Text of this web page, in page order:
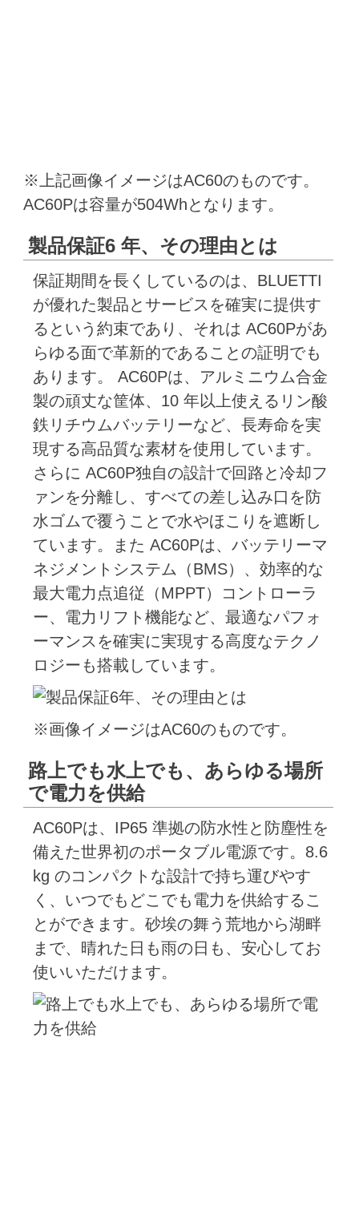
※上記画像イメージはAC60のものです。
AC60Pは容量が504Whとなります。
製品保証6 年、その理由とは
保証期間を長くしているのは、BLUETTI
が優れた製品とサービスを確実に提供す
るという約束であり、それは AC60Pがあ
らゆる面で革新的であることの証明でも
あります。 AC60Pは、アルミニウム合金
製の頑丈な筐体、10 年以上使えるリン酸
鉄リチウムバッテリーなど、長寿命を実
現する高品質な素材を使用しています。
さらに AC60P独自の設計で回路と冷却フ
ァンを分離し、すべての差し込み口を防
水ゴムで覆うことで水やほこりを遮断し
ています。また AC60Pは、バッテリーマ
ネジメントシステム（BMS）、効率的な
最大電力点追従（MPPT）コントローラ
ー、電力リフト機能など、最適なパフォ
ーマンスを確実に実現する高度なテクノ
ロジーも搭載しています。
※画像イメージはAC60のものです。
路上でも水上でも、あらゆる場所
で電力を供給
AC60Pは、IP65 準拠の防水性と防塵性を
備えた世界初のポータブル電源です。8.6
kg のコンパクトな設計で持ち運びやす
く、いつでもどこでも電力を供給するこ
とができます。砂埃の舞う荒地から湖畔
まで、晴れた日も雨の日も、安心してお
使いいただけます。